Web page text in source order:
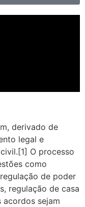
derivado de
legal e
O processo
como
de poder
regulação de casa
acordos sejam